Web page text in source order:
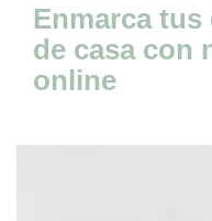
Enmarca
de casa con
online